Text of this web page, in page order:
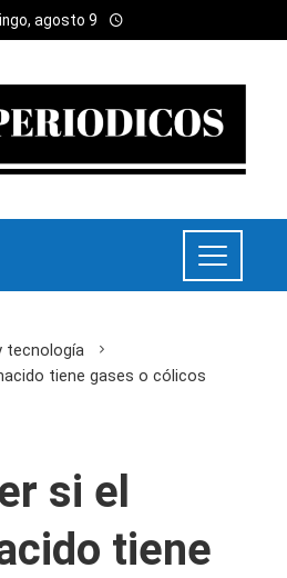
agosto 9
tecnología
tiene gases o cólicos
si el
tiene